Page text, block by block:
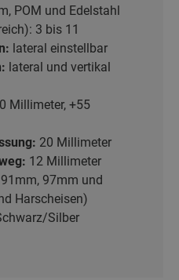
POM und Edelstahl
3 bis 11
lateral einstellbar
lateral und vertikal
Millimeter, +55
20 Millimeter
12 Millimeter
97mm und
Harscheisen)
Silber